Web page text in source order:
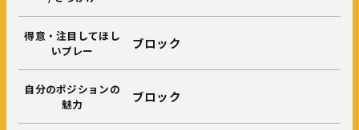
得意・注目してほし
いプレー
ブロック
自分のポジションの
魅力
ブロック